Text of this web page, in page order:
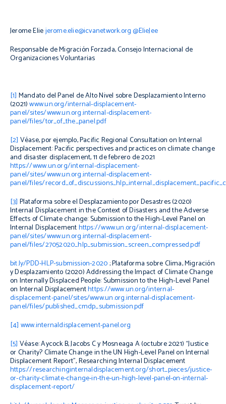
Jerome Eliejerome.elie@icvanetwork.org@ElieJee
Responsable de Migración Forzada,Consejo Internacional de
Organizaciones Voluntarias
[1] Mandato del Panel de Alto Nivel sobre Desplazamiento Interno
(2021)www.un.org/internal-displacement-
panel/sites/www.un.org.internal-displacement-
panel/files/tor_of_the_panel.pdf
[2] Véase, por ejemplo, Pacific Regional Consultation on Internal
Displacement: Pacific perspectives and practices on climate change
and disaster displacement, 11 de febrero de 2021
https://www.un.org/internal-displacement-
panel/sites/www.un.org.internal-displacement-
panel/files/
[3] Plataforma sobre el Desplazamiento por Desastres (2020)
Internal Displacement in the Context of Disasters and the Adverse
Effects of Climate change: Submission to the High-Level Panel on
Internal Displacementhttps://www.un.org/internal-displacement-
panel/sites/www.un.org.internal-displacement-
panel/files/27052020_hlp_submission_screen_compressed.pdf
bit.ly/PDD-HLP-submission-2020; Plataforma sobre Clima, Migración
y Desplazamiento (2020)Addressing the Impact of Climate Change
on Internally Displaced People: Submission to the High-Level Panel
on Internal Displacementhttps://www.un.org/internal-
displacement-panel/sites/www.un.org.internal-displacement-
panel/files/published_cmdp_submission.pdf
[4] www.internaldisplacement-panel.org
[5] Véase: Aycock B, Jacobs C y Mosneaga A (octubre 2021) “Justice
or Charity? Climate Change in the UN High-Level Panel on Internal
Displacement Report”, Researching Internal Displacement
https://researchinginternaldisplacement.org/short_pieces/justice-
or-charity-climate-change-in-the-un-high-level-panel-on-internal-
displacement-report/